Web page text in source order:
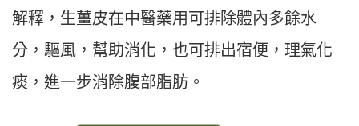
解釋，生薑皮在中醫藥用可排除體內多餘水
分，驅風，幫助消化，也可排出宿便，理氣化
痰，進一步消除腹部脂肪。